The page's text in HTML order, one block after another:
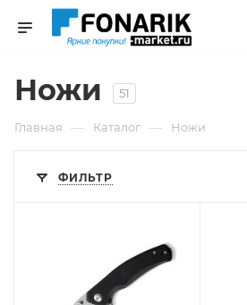
Ножи 51
Главная — Каталог — Ножи
ФИЛЬТР